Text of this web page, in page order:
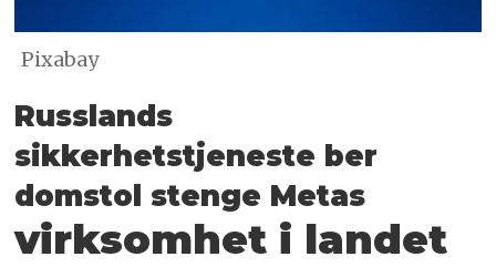
Pixabay
Russlands
sikkerhetstjeneste ber
domstol stenge Metas
virksomhet i landet